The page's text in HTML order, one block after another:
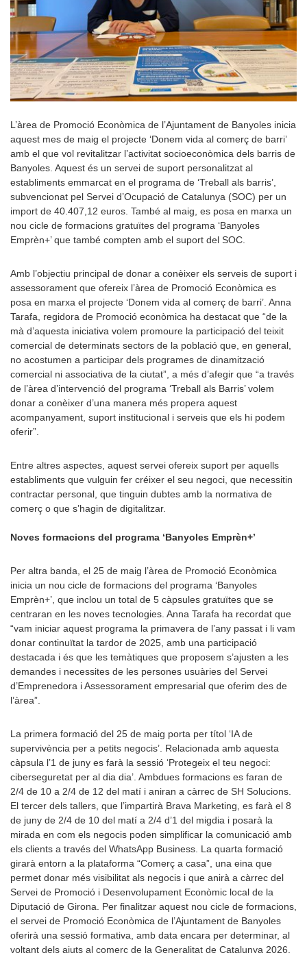
L’àrea de Promoció Econòmica de l’Ajuntament de Banyoles inicia
aquest mes de maig el projecte ‘Donem vida al comerç de barri’
amb el que vol revitalitzar l’activitat socioeconòmica dels barris de
Banyoles. Aquest és un servei de suport personalitzat al
establiments emmarcat en el programa de ‘Treball als barris’,
subvencionat pel Servei d’Ocupació de Catalunya (SOC) per un
import de 40.407,12 euros. També al maig, es posa en marxa un
nou cicle de formacions gratuïtes del programa ‘Banyoles
Emprèn+’ que també compten amb el suport del SOC.
Amb l’objectiu principal de donar a conèixer els serveis de suport i
assessorament que ofereix l’àrea de Promoció Econòmica es
posa en marxa el projecte ‘Donem vida al comerç de barri’. Anna
Tarafa, regidora de Promoció econòmica ha destacat que “de la
mà d’aquesta iniciativa volem promoure la participació del teixit
comercial de determinats sectors de la població que, en general,
no acostumen a participar dels programes de dinamització
comercial ni associativa de la ciutat”, a més d’afegir que “a través
de l’àrea d’intervenció del programa ‘Treball als Barris’ volem
donar a conèixer d’una manera més propera aquest
acompanyament, suport institucional i serveis que els hi podem
oferir”.
Entre altres aspectes, aquest servei ofereix suport per aquells
establiments que vulguin fer créixer el seu negoci, que necessitin
contractar personal, que tinguin dubtes amb la normativa de
comerç o que s’hagin de digitalitzar.
Noves formacions del programa ‘Banyoles Emprèn+’
Per altra banda, el 25 de maig l’àrea de Promoció Econòmica
inicia un nou cicle de formacions del programa ‘Banyoles
Emprèn+’, que inclou un total de 5 càpsules gratuïtes que se
centraran en les noves tecnologies. Anna Tarafa ha recordat que
“vam iniciar aquest programa la primavera de l’any passat i li vam
donar continuïtat la tardor de 2025, amb una participació
destacada i és que les temàtiques que proposem s’ajusten a les
demandes i necessites de les persones usuàries del Servei
d’Emprenedora i Assessorament empresarial que oferim des de
l’àrea”.
La primera formació del 25 de maig porta per títol ‘IA de
supervivència per a petits negocis’. Relacionada amb aquesta
càpsula l’1 de juny es farà la sessió ‘Protegeix el teu negoci:
ciberseguretat per al dia dia’. Ambdues formacions es faran de
2/4 de 10 a 2/4 de 12 del matí i aniran a càrrec de SH Solucions.
El tercer dels tallers, que l’impartirà Brava Marketing, es farà el 8
de juny de 2/4 de 10 del matí a 2/4 d’1 del migdia i posarà la
mirada en com els negocis poden simplificar la comunicació amb
els clients a través del WhatsApp Business. La quarta formació
girarà entorn a la plataforma “Comerç a casa”, una eina que
permet donar més visibilitat als negocis i que anirà a càrrec del
Servei de Promoció i Desenvolupament Econòmic local de la
Diputació de Girona. Per finalitzar aquest nou cicle de formacions,
el servei de Promoció Econòmica de l’Ajuntament de Banyoles
oferirà una sessió formativa, amb data encara per determinar, al
voltant dels ajuts al comerç de la Generalitat de Catalunya 2026.